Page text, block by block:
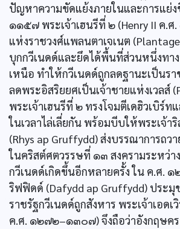
ปัญหาความขัดแย้งภายในและการแย่ง
๑๑๕๗ พระเจ้าเฮนรีที่ ๒ (Henry II ค.
แห่งราชวงศ์แพลนตาเจเนต
บุกกวีเนดด์และยึดได้พื้นที่ส่วนหนึ่งทา
เหนือ ทำให้กวีเนดด์ถูกลดฐานะเป็นร
ลดพระอิสริยยศเป็นเจ้าชายแห่งเวลส์
พระเจ้าเฮนรีที่ ๒ ทรงโจมตีเดฮิวเบิร์
ในเวลาไล่เลี่ยกัน พร้อมบีบให้พระเจ้า
(Rhys ap Gruffydd) ส่งบรรณาการถ
ในคริสต์ศตวรรษที่ ๑๓ สงครามระหว่า
กวีเนดด์เกิดขึ้นอีกหลายครั้ง ใน ค.ศ.
ริฟฟิดด์ (Dafydd ap Gruffydd) ประมุ
ราชรัฐกวีเนดด์ถูกสังหาร พระเจ้าเอดเ
ค.ศ. ๑๒๗๒–๑๓๐๗) จึงถือว่าอังกฤษคร